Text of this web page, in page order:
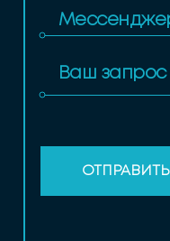
ОТПРАВИТЬ